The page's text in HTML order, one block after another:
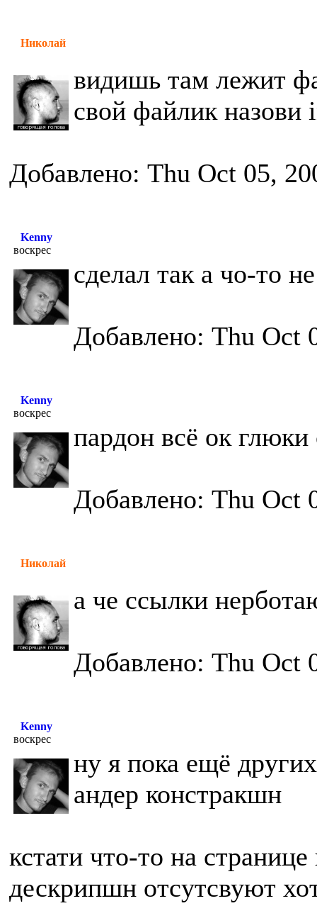
Николай
видишь там лежит
свой файлик назови
Добавлено: Thu Oct 05,
Kenny
воскрес
сделал так а чо-то
Добавлено: Thu Oct
Kenny
воскрес
пардон всё ок
Добавлено: Thu Oct
Николай
а че ссылки
Добавлено: Thu Oct
Kenny
воскрес
ну я пока ещё
андер констракшн
кстати что-то на
дескрипшн отсутсвуют